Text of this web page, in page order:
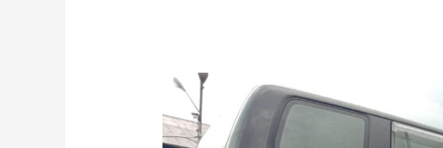
Tips
Persiapan
Mobil